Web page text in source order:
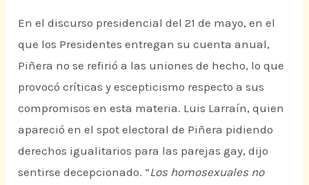
En el discurso presidencial del 21 de mayo, en el
que los Presidentes entregan su cuenta anual,
Piñera no se refirió a las uniones de hecho, lo que
provocó críticas y escepticismo respecto a sus
compromisos en esta materia. Luis Larraín, quien
apareció en el spot electoral de Piñera pidiendo
derechos igualitarios para las parejas gay, dijo
sentirse decepcionado. “Los homosexuales no